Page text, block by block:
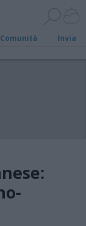
Comunità Invia